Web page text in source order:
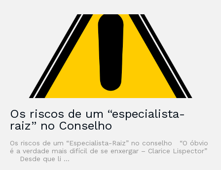
Os riscos de um “especialista-
raiz” no Conselho
Os riscos de um “Especialista-Raiz” no conselho “O óbvio
é a verdade mais difícil de se enxergar – Clarice Lispector”
Desde que li …